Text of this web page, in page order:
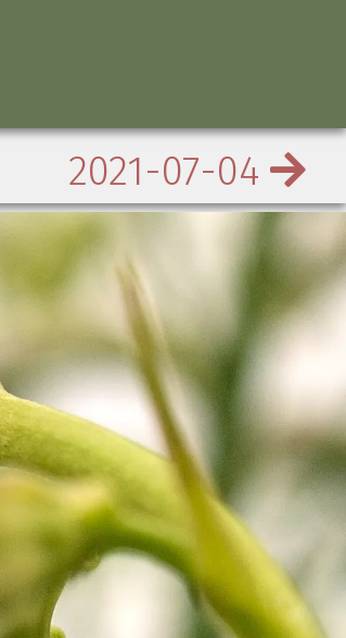
2021-07-04